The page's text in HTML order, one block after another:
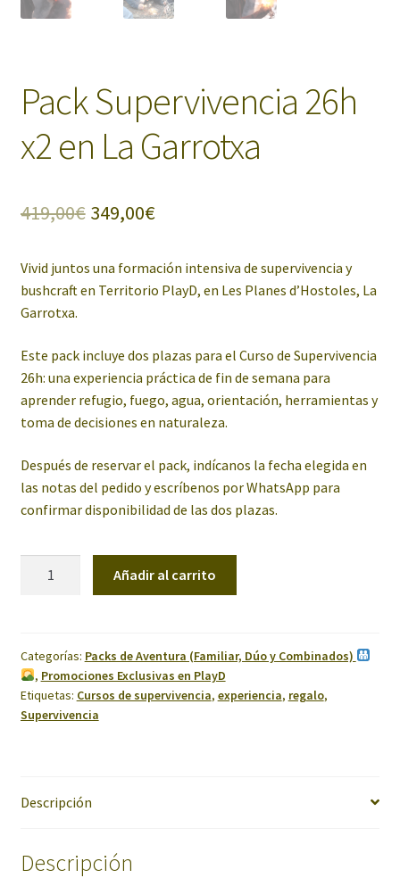
Pack Supervivencia 26h
x2 en La Garrotxa
419,00€ El
original
349,00€El
actual
Vivid juntos una formación intensiva de supervivencia y
bushcraft en Territorio PlayD, en Les Planes d’Hostoles, La
Garrotxa.
Este pack incluye dos plazas para el Curso de Supervivencia
26h: una experiencia práctica de fin de semana para
aprender refugio, fuego, agua, orientación, herramientas y
toma de decisiones en naturaleza.
Después de reservar el pack, indícanos la fecha elegida en
las notas del pedido y escríbenos por WhatsApp para
confirmar disponibilidad de las dos plazas.
en
La
Garrotxa
cantidad
Añadir al carrito
Categorías: Packs de Aventura (Familiar, Dúo y Combinados)
, Promociones Exclusivas en PlayD
Etiquetas: Cursos de supervivencia, experiencia, regalo,
Supervivencia
Descripción
Descripción